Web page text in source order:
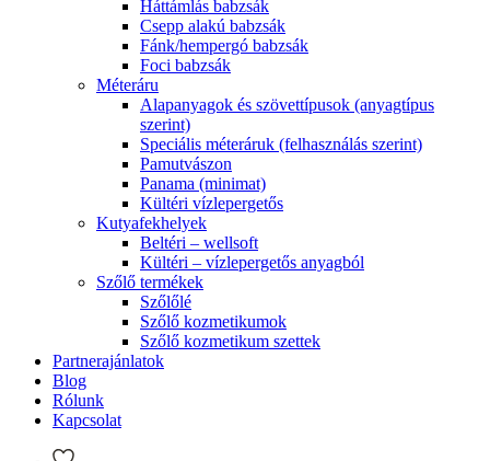
Háttámlás babzsák
Csepp alakú babzsák
Fánk/hempergó babzsák
Foci babzsák
Méteráru
Alapanyagok és szövettípusok (anyagtípus
szerint)
Speciális méteráruk (felhasználás szerint)
Pamutvászon
Panama (minimat)
Kültéri vízlepergetős
Kutyafekhelyek
Beltéri – wellsoft
Kültéri – vízlepergetős anyagból
Szőlő termékek
Szőlőlé
Szőlő kozmetikumok
Szőlő kozmetikum szettek
Partnerajánlatok
Blog
Rólunk
Kapcsolat